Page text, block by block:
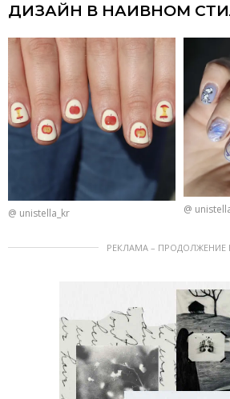
ДИЗАЙН В НАИВНОМ
@ unistella_kr @
РЕКЛАМА – ПРОДОЛЖЕНИЕ